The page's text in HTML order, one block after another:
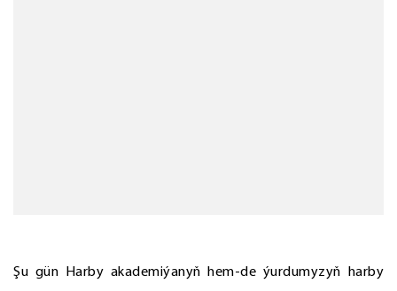
Şu gün Harby akademiýanyň hem-de ýurdumyzyň harby